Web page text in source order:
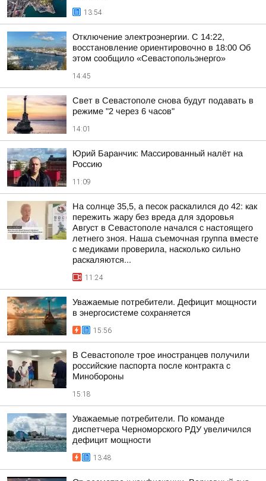
13:54
Отключение электроэнергии. С 14:22,
восстановление ориентировочно в 18:00 Об
этом сообщило «Севастопольэнерго»
14:45
Свет в Севастополе снова будут подавать в
режиме "2 через 6 часов"
14:01
Юрий Баранчик: Массированный налёт на
Россию
11:09
На солнце 35,5, а песок раскалился до 42: как
пережить жару без вреда для здоровья
Август в Севастополе начался с настоящего
летнего зноя. Наша съемочная группа вместе
с медиками проверила, насколько сильно
раскаляются...
11:24
Уважаемые потребители. Дефицит мощности
в энергосистеме сохраняется
15:56
В Севастополе трое иностранцев получили
российские паспорта после контракта с
Минобороны
15:18
Уважаемые потребители. По команде
диспетчера Черноморского РДУ увеличился
дефицит мощности
13:48